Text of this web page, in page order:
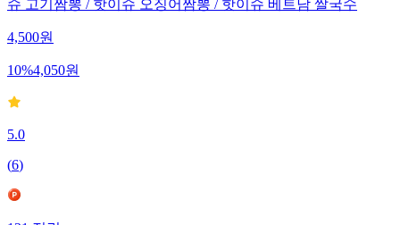
슈 고기짬뽕 / 핫이슈 오징어짬뽕 / 핫이슈 베트남 쌀국수
4,500원
10%4,050원
5.0
(6)